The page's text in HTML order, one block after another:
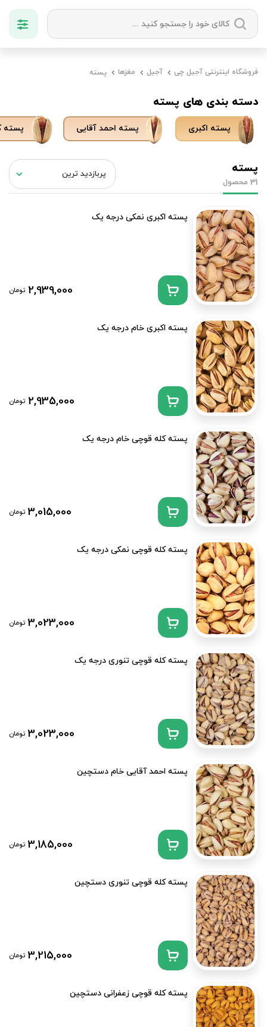
فروشگاه اینترنتی آجیل چی آجیل مغزها پسته
دسته بندی های پسته
پسته اکبری پسته احمد آقایی پسته
پسته
31 محصول
پسته اکبری نمکی درجه یک
2,939,000 تومان
پسته اکبری خام درجه یک
2,935,000 تومان
پسته کله قوچی خام درجه یک
3,015,000 تومان
پسته کله قوچی نمکی درجه یک
3,023,000 تومان
پسته کله قوچی تنوری درجه یک
3,023,000 تومان
پسته احمد آقایی خام دستچین
3,185,000 تومان
پسته کله قوچی تنوری دستچین
3,215,000 تومان
پسته کله قوچی زعفرانی دستچین